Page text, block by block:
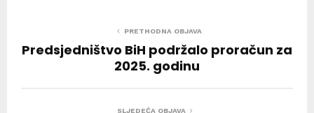
PRETHODNA OBJAVA
Predsjedništvo BiH podržalo proračun za
2025. godinu
SLJEDEĆA OBJAVA